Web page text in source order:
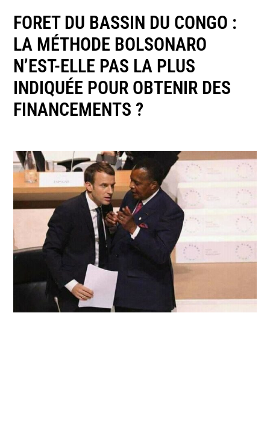
FORET DU BASSIN DU CONGO :
LA MÉTHODE BOLSONARO
N’EST-ELLE PAS LA PLUS
INDIQUÉE POUR OBTENIR DES
FINANCEMENTS ?